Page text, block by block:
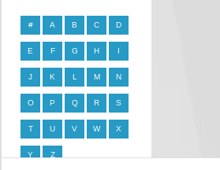
# A B C D
E F G H I
J K L M N
O P Q R S
T U V W X
Y Z